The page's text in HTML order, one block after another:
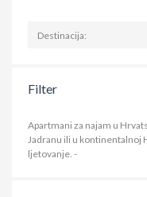
Filter
Apartmani za najam u
Jadranu ili u kontinentalnoj
ljetovanje. -